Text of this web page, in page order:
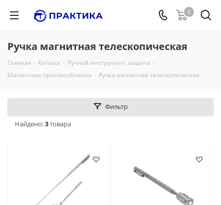
0
Ручка магнитная телескопическая
Главная - Каталог - Ручной инструмент, защита -
Магнитные приспособления - Ручка магнитная телескопическая
Фильтр
Найдено:3товара